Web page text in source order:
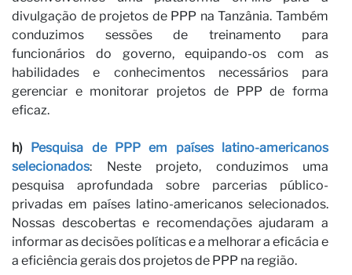
divulgação de projetos de PPP na Tanzânia. Também
conduzimos sessões de treinamento para
funcionários do governo, equipando-os com as
habilidades e conhecimentos necessários para
gerenciar e monitorar projetos de PPP de forma
eficaz.
h)
Pesquisa de PPP em países latino-americanos
selecionados: Neste projeto, conduzimos uma
pesquisa aprofundada sobre parcerias público-
privadas em países latino-americanos selecionados.
Nossas descobertas e recomendações ajudaram a
informar as decisões políticas e a melhorar a eficácia e
a eficiência gerais dos projetos de PPP na região.